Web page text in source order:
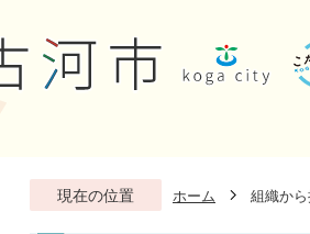
現在の位置 ホーム 組織から